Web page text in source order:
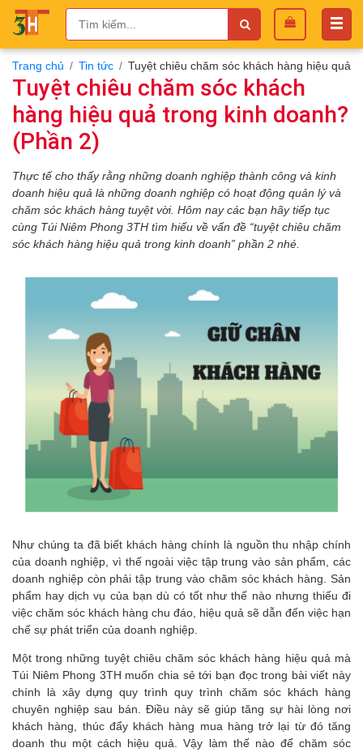
Trang chủ Tin tức Tuyệt chiêu chăm sóc khách hàng hiệu quả
Tuyệt chiêu chăm sóc khách
hàng hiệu quả trong kinh doanh?
(Phần 2)
Thực tế cho thấy rằng những doanh nghiệp thành công và kinh
doanh hiệu quả là những doanh nghiệp có hoạt động quản lý và
chăm sóc khách hàng tuyệt vời. Hôm nay các bạn hãy tiếp tục
cùng Túi Niêm Phong 3TH tìm hiểu về vấn đề “tuyệt chiêu chăm
sóc khách hàng hiệu quả trong kinh doanh” phần 2 nhé.
Như chúng ta đã biết khách hàng chính là nguồn thu nhập chính
của doanh nghiệp, vì thế ngoài việc tập trung vào sản phẩm, các
doanh nghiệp còn phải tập trung vào chăm sóc khách hàng.
Sản
phẩm hay dịch vụ của bạn dù có tốt như thế nào nhưng thiếu đi
việc chăm sóc khách hàng chu đáo, hiệu quả sẽ dẫn đến việc hạn
chế sự phát triển của doanh nghiệp.
Một trong những tuyệt chiêu chăm sóc khách hàng hiệu quả mà
Túi Niêm Phong 3TH muốn chia sẻ tới bạn đọc trong bài viết này
chính là xây dựng quy trình quy trình chăm sóc khách hàng
chuyên nghiệp sau bán. Điều này sẽ giúp tăng sự hài lòng nơi
khách hàng, thúc đẩy khách hàng mua hàng trở lại từ đó tăng
doanh thu một cách hiệu quả. Vậy làm thế nào để chăm sóc